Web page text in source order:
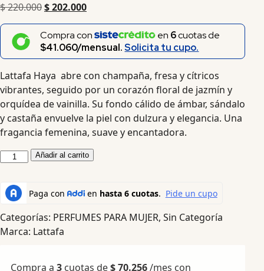
$220.000$202.000
Compra con en 6cuotas de
$41.060/mensual.Solicita tu cupo.
Lattafa Haya abre con champaña, fresa y cítricos
vibrantes, seguido por un corazón floral de jazmín y
orquídea de vainilla. Su fondo cálido de ámbar, sándalo
y castaña envuelve la piel con dulzura y elegancia. Una
fragancia femenina, suave y encantadora.
Añadir al carrito
Categorías: PERFUMES PARA MUJER, Sin Categoría
Marca: Lattafa
Compra a 3 cuotas de$70.256/mes con